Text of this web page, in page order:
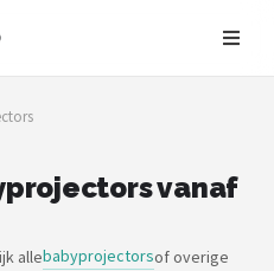
vanaf
allebabyprojectorsof overige